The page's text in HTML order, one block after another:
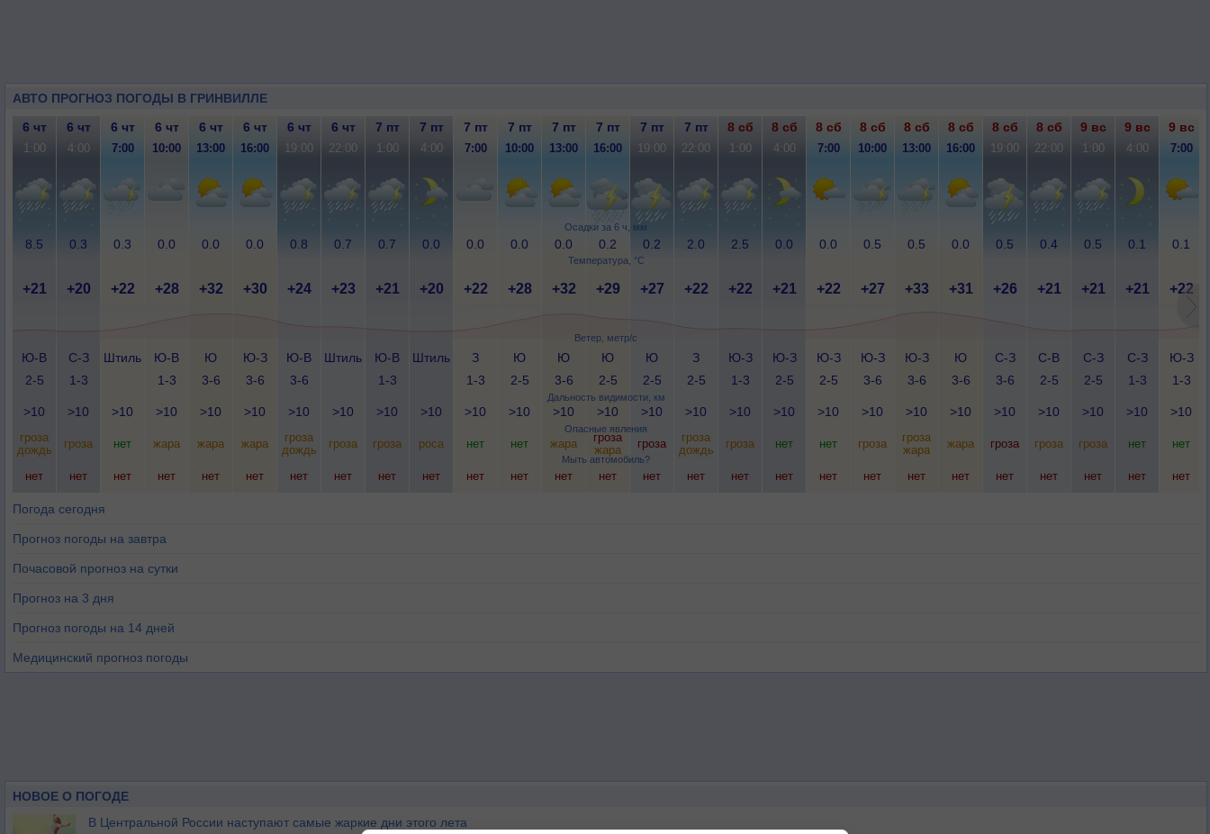
АВТО ПРОГНОЗ ПОГОДЫ В ГРИНВИЛЛЕ
Осадки за 6 ч, мм
Температура, °C
Ветер, метр/с
Дальность видимости, км
Опасные явления
Мыть автомобиль?
6 чт 6 чт 6 чт 6 чт 6 чт 6 чт 6 чт 6 чт 7 пт 7 пт 7 пт 7 пт 7 пт 7 пт 7 пт 7 пт 8 сб 8 сб 8 сб 8 сб 8 сб 8 сб 8 сб 8 сб 9 вс 9 вс 9 вс
1:00 4:00 7:00 10:00 13:00 16:00 19:00 22:00 1:00 4:00 7:00 10:00 13:00 16:00 19:00 22:00 1:00 4:00 7:00 10:00 13:00 16:00 19:00 22:00 1:00 4:00 7:00
8.5 0.3 0.3 0.0 0.0 0.0 0.8 0.7 0.7 0.0 0.0 0.0 0.0 0.2 0.2 2.0 2.5 0.0 0.0 0.5 0.5 0.0 0.5 0.4 0.5 0.1 0.1
+21 +20 +22 +28 +32 +30 +24 +23 +21 +20 +22 +28 +32 +29 +27 +22 +22 +21 +22 +27 +33 +31 +26 +21 +21 +21 +22
Ю-В
2-5
С-З
1-3
Штиль
Ю-В
1-3
Ю
3-6
Ю-З
3-6
Ю-В
3-6
Штиль
Ю-В
1-3
Штиль
З
1-3
Ю
2-5
Ю
3-6
Ю
2-5
Ю
2-5
З
2-5
Ю-З
1-3
Ю-З
2-5
Ю-З
2-5
Ю-З
3-6
Ю-З
3-6
Ю
3-6
С-З
3-6
С-В
2-5
С-З
2-5
С-З
1-3
Ю-З
1-3
>10 >10 >10 >10 >10 >10 >10 >10 >10 >10 >10 >10 >10 >10 >10 >10 >10 >10 >10 >10 >10 >10 >10 >10 >10 >10 >10
гроза
дождь
гроза нет жара жара жара
гроза
дождь
гроза гроза роса нет нет жара
гроза
жара
гроза
гроза
дождь
гроза нет нет гроза
гроза
жара
жара гроза гроза гроза нет нет
нет нет нет нет нет нет нет нет нет нет нет нет нет нет нет нет нет нет нет нет нет нет нет нет нет нет нет
Погода сегодня
Прогноз погоды на завтра
Почасовой прогноз на сутки
Прогноз на 3 дня
Прогноз погоды на 14 дней
Медицинский прогноз погоды
НОВОЕ О ПОГОДЕ
В Центральной России наступают самые жаркие дни этого лета